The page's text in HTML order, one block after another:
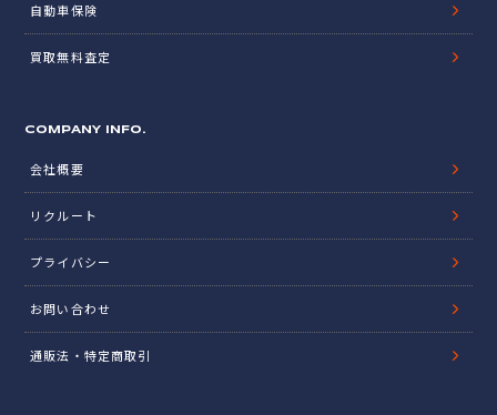
自動車保険
買取無料査定
COMPANY INFO.
会社概要
リクルート
プライバシー
お問い合わせ
通販法・特定商取引